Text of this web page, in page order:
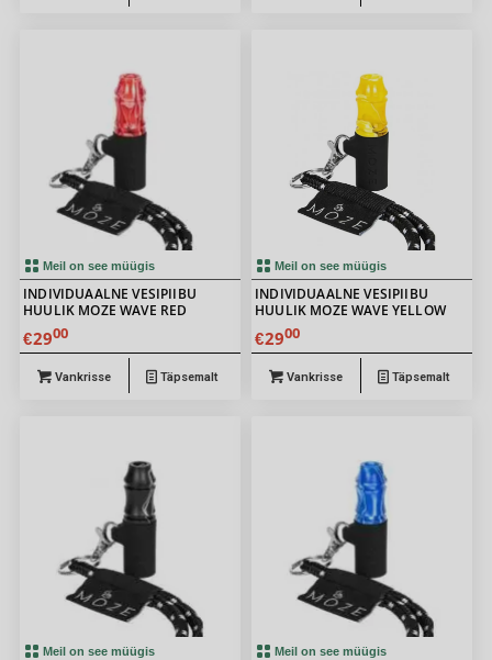
Meil on see müügis
INDIVIDUAALNE VESIPIIBU
HUULIK MOZE WAVE RED
€2900
Vankrisse Täpsemalt
Meil on see müügis
INDIVIDUAALNE VESIPIIBU
HUULIK MOZE WAVE YELLOW
€2900
Vankrisse Täpsemalt
Meil on see müügis Meil on see müügis